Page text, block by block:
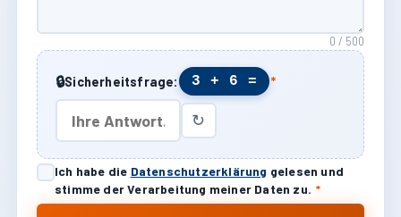
0 / 500
🔒Sicherheitsfrage: 3 + 6 = *
↻
Ich habe die Datenschutzerklärung gelesen und
stimme der Verarbeitung meiner Daten zu. *